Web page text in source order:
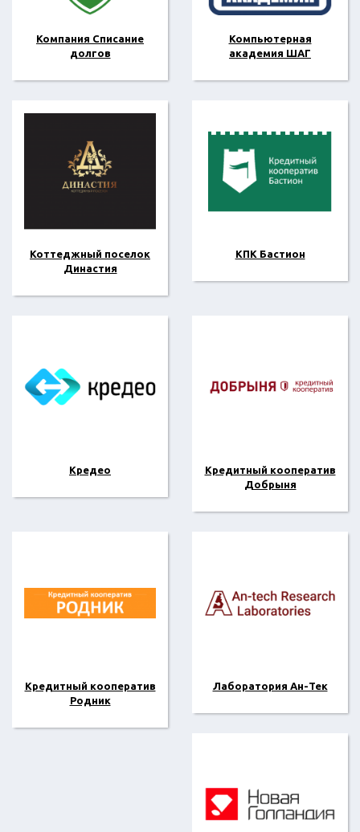
Компания Списание
долгов
Компьютерная
академия ШАГ
Коттеджный поселок
Династия
КПК Бастион
Кредео
Кредитный кооператив
Добрыня
Кредитный кооператив
Родник
Лаборатория Ан-Тек